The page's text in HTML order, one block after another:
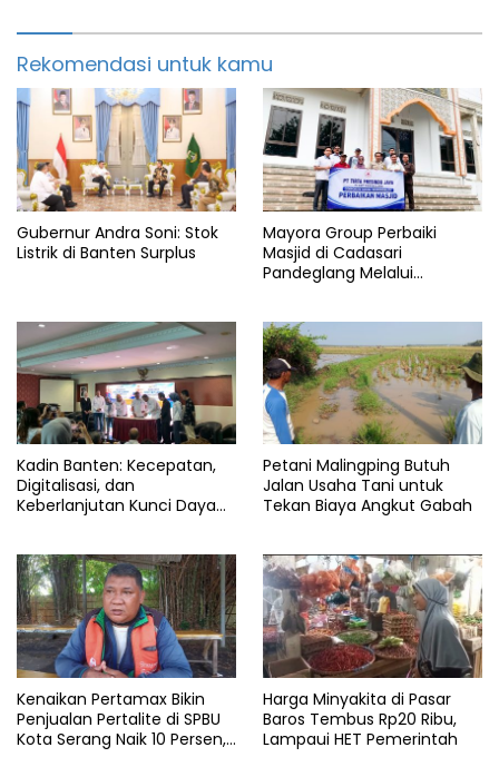
Rekomendasi untuk kamu
Gubernur Andra Soni: Stok
Listrik di Banten Surplus
Mayora Group Perbaiki
Masjid di Cadasari
Pandeglang Melalui
Kadin Banten: Kecepatan,
Digitalisasi, dan
Keberlanjutan Kunci Daya
Petani Malingping Butuh
Jalan Usaha Tani untuk
Tekan Biaya Angkut Gabah
Kenaikan Pertamax Bikin
Penjualan Pertalite di SPBU
Kota Serang Naik 10 Persen,
Harga Minyakita di Pasar
Baros Tembus Rp20 Ribu,
Lampaui HET Pemerintah